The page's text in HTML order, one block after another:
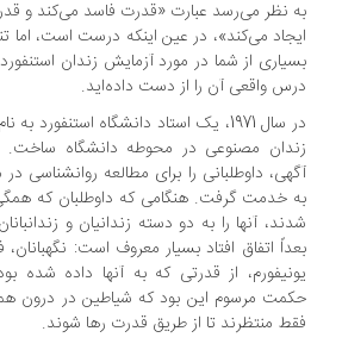
نظر می‌رسد عبارت «قدرت فاسد می‌کند و قدرت
می‌کند»، در عین اینکه درست است، اما تنها
از شما در مورد آزمایش زندان استنفورد
واقعی آن را از دست داده‌اید.
در سال 1971، یک استاد دانشگاه استنفورد به نام
مصنوعی در محوطه دانشگاه ساخت. سپس
داوطلبانی را برای مطالعه روانشناسی در مورد
خدمت گرفت. هنگامی که داوطلبان که همگی
آنها را به دو دسته زندانیان و زندانبانان
اتفاق افتاد بسیار معروف است: نگهبانان، فقط
از قدرتی که به آنها داده شده بود
مرسوم این بود که شیاطین در درون همه ما
منتظرند تا از طریق قدرت رها شوند.